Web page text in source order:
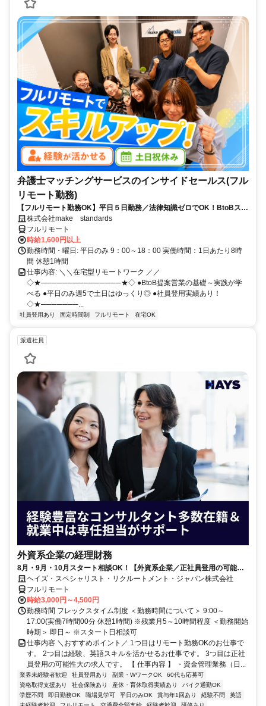
弁護士マッチングサービスのインサイドセールス(フル
リモート勤務)
【フルリモート勤務OK】平日５日勤務／法律知識ゼロでOK！BtoBスキ
ルが身につく営業職
株式会社make standards
フルリモート
時給1,600円以上
勤務時間・曜日: 平日のみ 9：00～18：00 実働時間：1日あたり8時
間 休憩1時間
仕事内容: ＼＼在宅型リモートワーク ／／
◇★───────────────★◇ ●BtoB提案営業の基礎～実践が学
べる ●平日のみ週5で土日はゆっくり◎ ●社員登用実績あり！
◇★───────...
社員登用あり 固定時間制 フルリモート 在宅OK
派遣社員
外資系企業の経理財務
8月・9月・10月スタート相談OK！【外資系企業／正社員登用の可能性
大／700万～800万／リモート勤務OK】経理財務
ヘイズ・スペシャリスト・リクルートメント・ジャパン株式会社
フルリモート
時給3,000円～4,500円
勤務時間 フレックスタイム制度 ＜勤務時間について＞ 9:00～
17:00(実働7時間00分 休憩1時間) ※残業月5～10時間程度 ＜勤務開始
時期＞ 即日～ ※スタート日相談可
仕事内容 ＼おすすめポイント／ 1つ目はリモート勤務OKのお仕事で
す。 2つ目は経験、英語スキルを活かせるお仕事です。 3つ目は正社
員登用の可能性大の求人です。 【 仕事内容 】 ・資金管理業務（日...
業界未経験者歓迎 社員登用あり 副業・WワークOK
60代も応募可
資格取得支援あり
社会保険あり 産休・育休取得実績あり
バイク通勤OK
学歴不問
即日勤務OK 職場見学可 平日のみOK 賞与年1回あり 経験不問
英語